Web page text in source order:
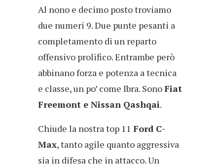
Al nono e decimo posto troviamo
due numeri 9. Due punte pesanti a
completamento di un reparto
offensivo prolifico. Entrambe però
abbinano forza e potenza a tecnica
e classe, un po’ come Ibra. SonoFiat
Freemont e Nissan Qashqai.
Chiude la nostra top 11 Ford C-
Max, tanto agile quanto aggressiva
sia in difesa che in attacco. Un